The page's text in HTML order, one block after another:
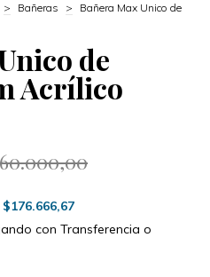
> Bañeras >
Bañera Max Unico de
de
Acrílico
$176.666,67
con Transferencia o